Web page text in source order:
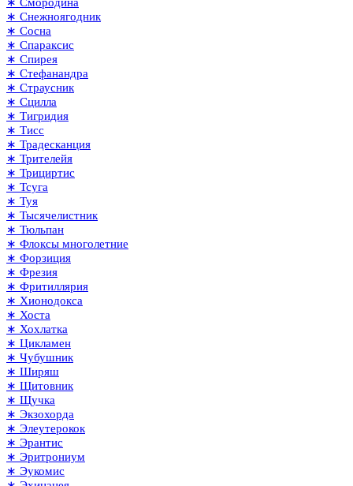
∗ Снежноягодник
∗ Сосна
∗ Спараксис
∗ Спирея
∗ Стефанандра
∗ Страусник
∗ Сцилла
∗ Тигридия
∗ Тисс
∗ Традесканция
∗ Трителейя
∗ Трициртис
∗ Тсуга
∗ Туя
∗ Тысячелистник
∗ Тюльпан
∗ Флоксы многолетние
∗ Форзиция
∗ Фрезия
∗ Фритиллярия
∗ Хионодокса
∗ Хоста
∗ Хохлатка
∗ Цикламен
∗ Чубушник
∗ Ширяш
∗ Щитовник
∗ Щучка
∗ Экзохорда
∗ Элеутерокок
∗ Эрантис
∗ Эритрониум
∗ Эукомис